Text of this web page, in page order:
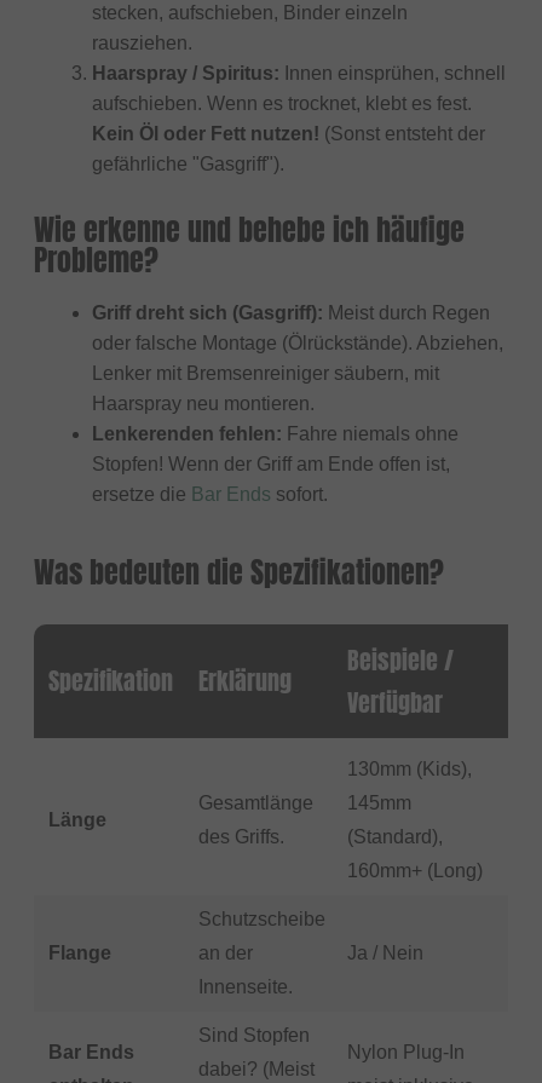
stecken, aufschieben, Binder einzeln
rausziehen.
Haarspray / Spiritus: Innen einsprühen, schnell
aufschieben. Wenn es trocknet, klebt es fest.
Kein Öl oder Fett nutzen! (Sonst entsteht der
gefährliche "Gasgriff").
Wie erkenne und behebe ich häufige
Probleme?
Griff dreht sich (Gasgriff): Meist durch Regen
oder falsche Montage (Ölrückstände). Abziehen,
Lenker mit Bremsenreiniger säubern, mit
Haarspray neu montieren.
Lenkerenden fehlen: Fahre niemals ohne
Stopfen! Wenn der Griff am Ende offen ist,
ersetze die Bar Ends sofort.
Was bedeuten die Spezifikationen?
Spezifikation Erklärung
Beispiele /
Verfügbar
Länge
Gesamtlänge
des Griffs.
130mm (Kids),
145mm
(Standard),
160mm+ (Long)
Flange
Schutzscheibe
an der
Innenseite.
Ja / Nein
Bar Ends
Sind Stopfen
dabei? (Meist
Nylon Plug-In